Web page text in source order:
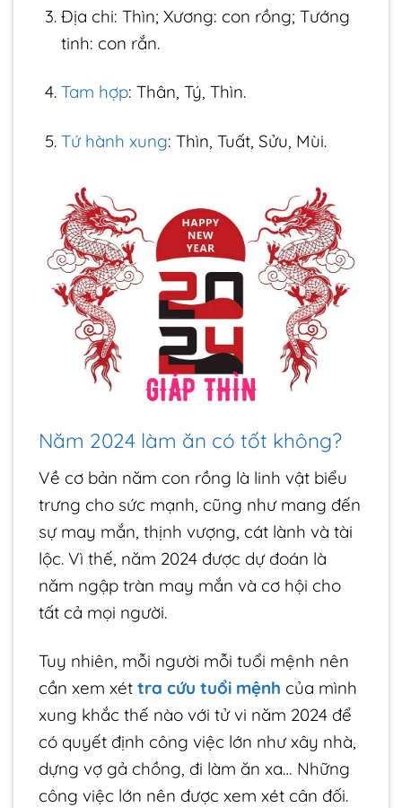
Địa chi: Thìn; Xương: con rồng; Tướng
tinh: con rắn.
Tam hợp: Thân, Tý, Thìn.
Tứ hành xung: Thìn, Tuất, Sửu, Mùi.
Năm 2024 làm ăn có tốt không?
Về cơ bản năm con rồng là linh vật biểu
trưng cho sức mạnh, cũng như mang đến
sự may mắn, thịnh vượng, cát lành và tài
lộc. Vì thế, năm 2024 được dự đoán là
năm ngập tràn may mắn và cơ hội cho
tất cả mọi người.
Tuy nhiên, mỗi người mỗi tuổi mệnh nên
cần xem xéttra cứu tuổi mệnh của mình
xung khắc thế nào với tử vi năm 2024 để
có quyết định công việc lớn như xây nhà,
dựng vợ gả chồng, đi làm ăn xa… Những
công việc lớn nên được xem xét cân đối.